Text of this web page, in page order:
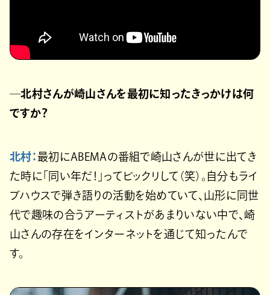
─北村さんが崎山さんを最初に知ったきっかけは何
ですか？
北村：最初にABEMAの番組で崎山さんが世に出てき
た時に「同い年だ！」ってビックリして（笑）。自分もライ
ブハウスで弾き語りの活動を始めていて、山形に同世
代で趣味の合うアーティストがあまりいない中で、崎
山さんの存在をインターネットを通じて知ったんで
す。